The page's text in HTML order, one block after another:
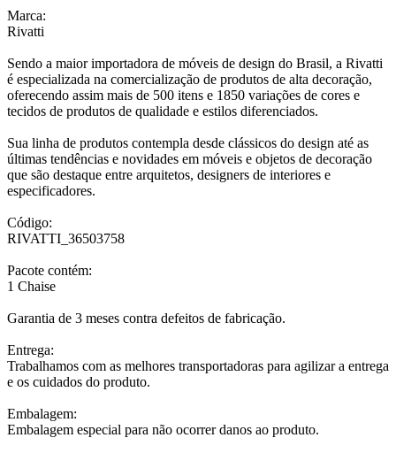
Marca:
Rivatti
Sendo a maior importadora de móveis de design do Brasil, a Rivatti
é especializada na comercialização de produtos de alta decoração,
oferecendo assim mais de 500 itens e 1850 variações de cores e
tecidos de produtos de qualidade e estilos diferenciados.
Sua linha de produtos contempla desde clássicos do design até as
últimas tendências e novidades em móveis e objetos de decoração
que são destaque entre arquitetos, designers de interiores e
especificadores.
Código:
RIVATTI_36503758
Pacote contém:
1 Chaise
Garantia de 3 meses contra defeitos de fabricação.
Entrega:
Trabalhamos com as melhores transportadoras para agilizar a entrega
e os cuidados do produto.
Embalagem:
Embalagem especial para não ocorrer danos ao produto.